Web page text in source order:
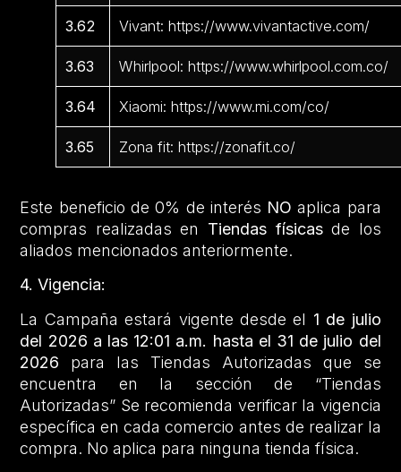
3.62 Vivant: https://www.vivantactive.com/
3.63 Whirlpool: https://www.whirlpool.com.co/
3.64 Xiaomi: https://www.mi.com/co/
3.65 Zona fit: https://zonafit.co/
Este beneficio de 0% de interés NOaplica para
compras realizadas en Tiendas físicasde los
aliados mencionados anteriormente.
4. Vigencia:
La Campaña estará vigente desde el 1 de julio
del 2026 a las 12:01 a.m. hasta el 31 de julio del
2026 para las Tiendas Autorizadas que se
encuentra en la sección de “Tiendas
Autorizadas” Se recomienda verificar la vigencia
específica en cada comercio antes de realizar la
compra. No aplica para ninguna tienda física.